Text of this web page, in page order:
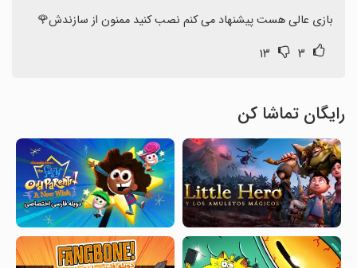
بازی عالی هست پیشنهاد می کنم نصب کنید ممنون از سازندش🌹
۳ ۱۳
رایگان تماشا کن